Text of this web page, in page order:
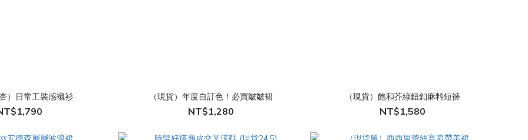
）日常工裝感襯衫 （現貨）年度自訂色！必買皺皺裙
NT$1,280
（現貨）飽和芥綠鈕釦麻料短褲
NT$1,580